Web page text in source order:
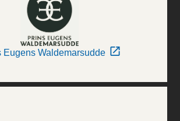
Eugens Waldemarsudde